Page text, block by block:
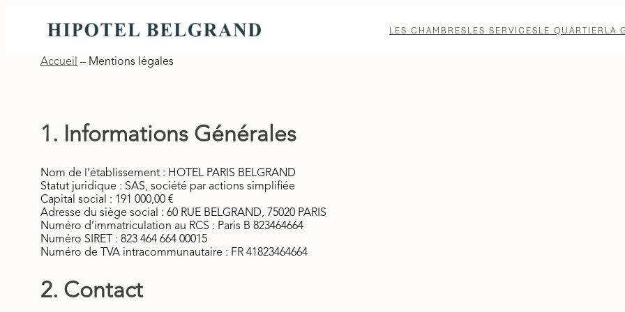
LES CHAMBRESLES SERVICESLE QUARTIER LA
Accueil – Mentions légales
1. Informations Générales
Nom de l’établissement : HOTEL PARIS BELGRAND
Statut juridique : SAS, société par actions simplifiée
Capital social : 191 000,00 €
Adresse du siège social : 60 RUE BELGRAND, 75020 PARIS
Numéro d’immatriculation au RCS : Paris B 823464664
Numéro SIRET : 823 464 664 00015
Numéro de TVA intracommunautaire : FR 41823464664
2. Contact